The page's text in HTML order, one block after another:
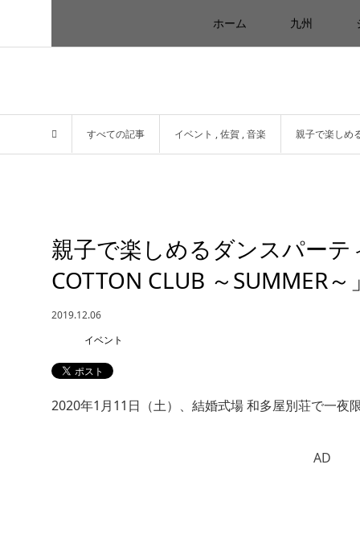
ホーム 九州
すべての記事 イベント ,佐賀 ,音楽 親子で楽しめ
親子で楽しめるダンスパー
COTTON CLUB ～SUMMER
2019.12.06
イベント
2020年1月11日（土）、結婚式場 和多屋別荘で一夜
AD